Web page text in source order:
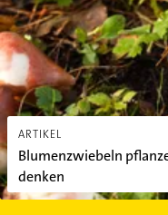
ARTIKEL
Blumenzwiebeln
denken